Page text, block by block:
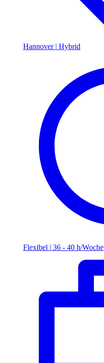
Hannover | Hybrid
Flexibel | 36 - 40 h/Woche